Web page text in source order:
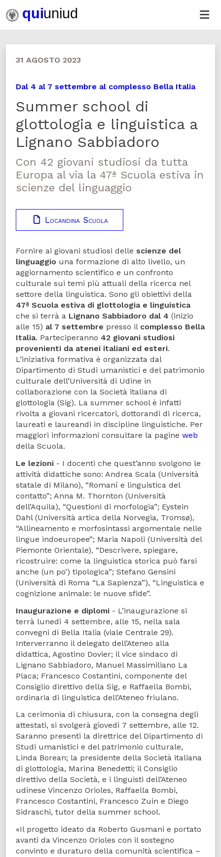
31 AGOSTO 2023
Dal 4 al 7 settembre al complesso Bella Italia
Summer school di
glottologia e linguistica a
Lignano Sabbiadoro
Con 42 giovani studiosi da tutta
Europa al via la 47ª Scuola estiva in
scienze del linguaggio
Locandina Scuola
Fornire ai giovani studiosi delle scienze del
linguaggio una formazione di alto livello, un
aggiornamento scientifico e un confronto
culturale sui temi più attuali della ricerca nel
settore della linguistica. Sono gli obiettivi della
47ª Scuola estiva di glottologia e linguistica
che si terrà a Lignano Sabbiadoro dal 4 (inizio
alle 15) al 7 settembre presso il complesso Bella
Italia. Parteciperanno 42 giovani studiosi
provenienti da atenei italiani ed esteri.
L’iniziativa formativa è organizzata dal
Dipartimento di Studi umanistici e del patrimonio
culturale dell’Università di Udine in
collaborazione con la Società italiana di
glottologia (Sig). La summer school è infatti
rivolta a giovani ricercatori, dottorandi di ricerca,
laureati e laureandi in discipline linguistiche. Per
maggiori informazioni consultare la pagine web
della Scuola.
Le lezioni - I docenti che quest’anno svolgono le
attività didattiche sono: Andrea Scala (Università
statale di Milano), “Romaní e linguistica del
contatto”; Anna M. Thornton (Università
dell’Aquila), “Questioni di morfologia”; Eystein
Dahl (Università artica della Norvegia, Tromsø),
“Allineamento e morfosintassi argomentale nelle
lingue indoeuropee”; Maria Napoli (Università del
Piemonte Orientale), “Descrivere, spiegare,
ricostruire: come la linguistica storica può farsi
anche (un po’) tipologica”; Stefano Gensini
(Università di Roma “La Sapienza”), “Linguistica e
cognizione animale: le nuove sfide”.
Inaugurazione e diplomi - L’inaugurazione si
terrà lunedì 4 settembre, alle 15, nella sala
convegni di Bella Italia (viale Centrale 29).
Interverranno il delegato dell’Ateneo alla
didattica, Agostino Dovier; il vice sindaco di
Lignano Sabbiadoro, Manuel Massimiliano La
Placa; Francesco Costantini, componente del
Consiglio direttivo della Sig, e Raffaella Bombi,
ordinaria di linguistica dell’Ateneo friulano.
La cerimonia di chiusura, con la consegna degli
attestati, si svolgerà giovedì 7 settembre, alle 12.
Saranno presenti la direttrice del Dipartimento di
Studi umanistici e del patrimonio culturale,
Linda Borean; la presidente della Società italiana
di glottologia, Marina Benedetti; il Consiglio
direttivo della Società, e i linguisti dell’Ateneo
udinese Vincenzo Orioles, Raffaella Bombi,
Francesco Costantini, Francesco Zuin e Diego
Sidraschi, tutor della summer school.
«Il progetto ideato da Roberto Gusmani e portato
avanti da Vincenzo Orioles con il sostegno
convinto e duraturo della comunità scientifica –